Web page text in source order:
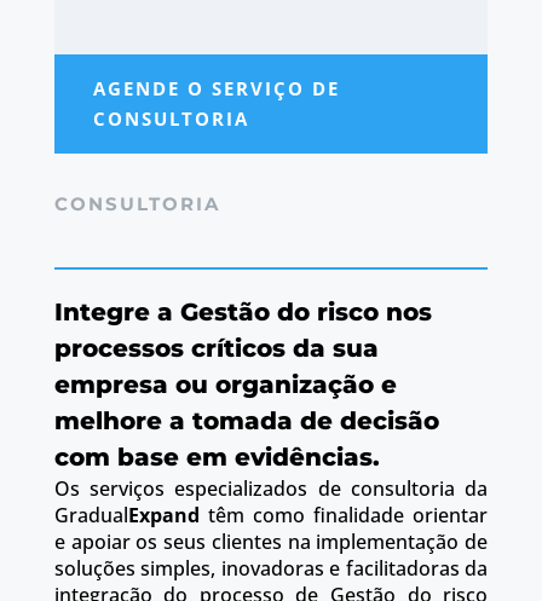
AGENDE O SERVIÇO DE
CONSULTORIA
CONSULTORIA
Integre a Gestão do risco nos
processos críticos da sua
empresa ou organização e
melhore a tomada de decisão
com base em evidências.
Os serviços especializados de consultoria da
GradualExpand têm como finalidade orientar
e apoiar os seus clientes na implementação de
soluções simples, inovadoras e facilitadoras da
integração do processo de Gestão do risco